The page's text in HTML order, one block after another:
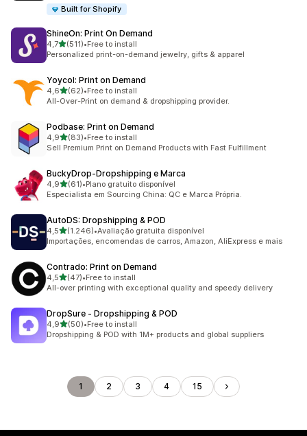
Built for Shopify
ShineOn: Print On Demand
4,7de 5 estrelas
(511)
511 total de avaliações
•Free to install
Personalized print-on-demand jewelry, gifts & apparel
Yoycol: Print on Demand
4,6de 5 estrelas
(62)
62 total de avaliações
•Free to install
All-Over-Print on demand & dropshipping provider.
Podbase: Print on Demand
4,9de 5 estrelas
(83)
83 total de avaliações
•Free to install
Sell Premium Print on Demand Products with Fast Fulfillment
BuckyDrop‑Dropshipping e Marca
4,9de 5 estrelas
(61)
61 total de avaliações
•Plano gratuito disponível
Especialista em Sourcing China: QC e Marca Própria.
AutoDS: Dropshipping & POD
4,5de 5 estrelas
(1.246)
1246 total de avaliações
•Avaliação gratuita disponível
Importações, encomendas de carros, Amazon, AliExpress e mais
Contrado: Print on Demand
4,5de 5 estrelas
(47)
47 total de avaliações
•Free to install
All-over printing with exceptional quality and speedy delivery
DropSure ‑ Dropshipping & POD
4,9de 5 estrelas
(50)
50 total de avaliações
•Free to install
Dropshipping & POD with 1M+ products and global suppliers
1 2 3 4 15